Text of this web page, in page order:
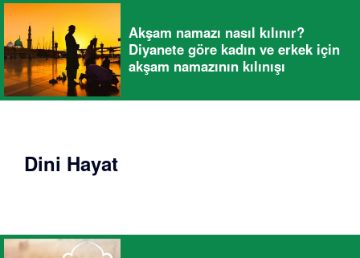
Akşam namazı nasıl kılınır?
Diyanete göre kadın ve erkek için
akşam namazının kılınışı
Dini Hayat